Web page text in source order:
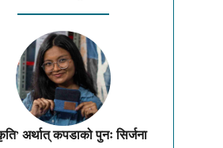
अर्थात् कपडाको पुनः सिर्जना